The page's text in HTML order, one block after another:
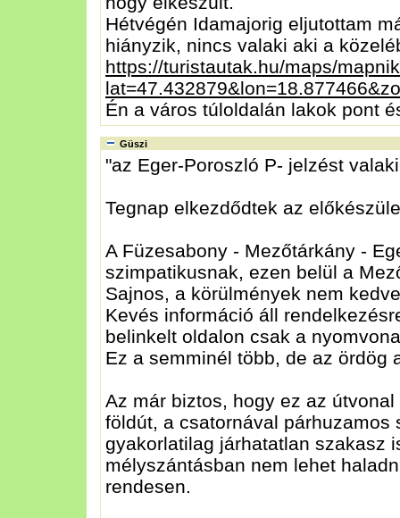
Hétvégén Idamajorig eljutottam
hiányzik, nincs valaki aki a
https://turistautak.hu/maps/
Én a város túloldalán lakok pont
Güszi
"az Eger-Poroszló P- jelzést
Tegnap elkezdődtek az
A Füzesabony - Mezőtárkány -
szimpatikusnak, ezen belül a
Sajnos, a körülmények nem
Kevés információ áll
belinkelt oldalon csak a
Ez a semminél több, de az ördög
Az már biztos, hogy ez az
földút, a csatornával
gyakorlatilag járhatatlan szakasz
mélyszántásban nem lehet
rendesen.